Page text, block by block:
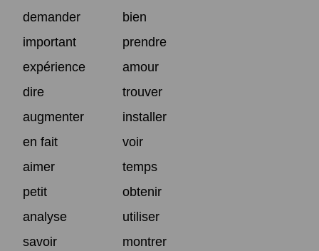
demander
bien
important
prendre
expérience
amour
dire
trouver
augmenter
installer
en fait
voir
aimer
temps
petit
obtenir
analyse
utiliser
savoir
montrer